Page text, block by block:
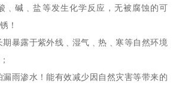
﹑碱﹑盐等发生化学反应，无被腐蚀的可
！
暴露于紫外线﹑湿气﹑热﹑寒等自然环境
雨渗水！能有效减少因自然灾害等带来的